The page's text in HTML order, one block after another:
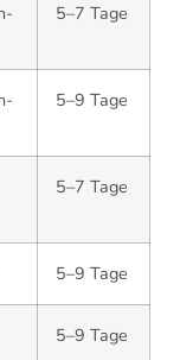
5–7 Tage
5–9 Tage
5–7 Tage
5–9 Tage
5–9 Tage